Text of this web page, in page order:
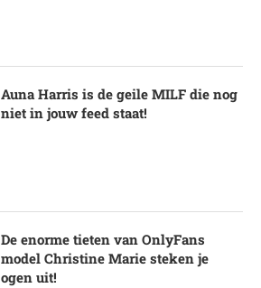
Auna Harris is de geile MILF die nog
niet in jouw feed staat!
De enorme tieten van OnlyFans
model Christine Marie steken je
ogen uit!